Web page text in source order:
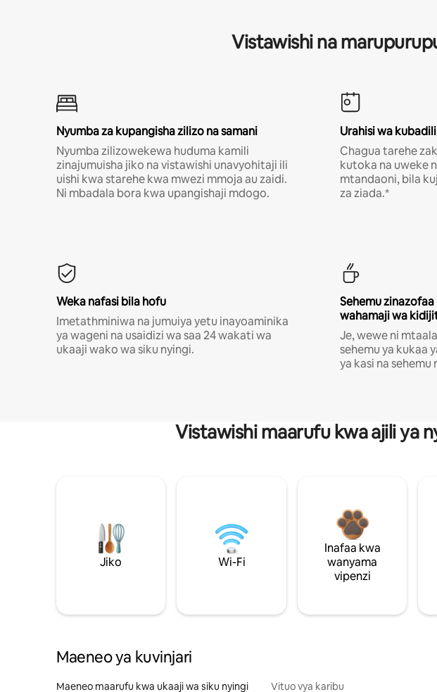
Vistawishi na
Nyumba za kupangisha zilizo na samani
Nyumba zilizowekewa huduma kamili
zinajumuisha jiko na vistawishi unavyohitaji ili
uishi kwa starehe kwa mwezi mmoja au zaidi.
Ni mbadala bora kwa upangishaji mdogo.
Urahisi wa
Chagua tarehe
kutoka na uweke
mtandaoni, bila
za ziada.*
Weka nafasi bila hofu
Imetathminiwa na jumuiya yetu inayoaminika
ya wageni na usaidizi wa saa 24 wakati wa
ukaaji wako wa siku nyingi.
Sehemu
wahamaji wa
Je, wewe ni
sehemu ya kukaa
ya kasi na sehemu
Vistawishi maarufu kwa ajili ya
Jiko Wi-Fi
Inafaa kwa
wanyama
vipenzi
Maeneo ya kuvinjari
Maeneo maarufu kwa ukaaji wa siku nyingi Vituo vya karibu